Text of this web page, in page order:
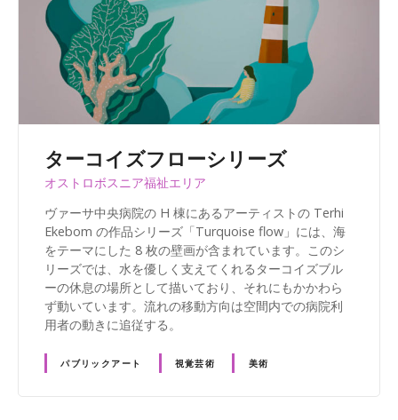
ターコイズフローシリーズ
オストロボスニア福祉エリア
ヴァーサ中央病院の H 棟にあるアーティストの Terhi
Ekebom の作品シリーズ「Turquoise flow」には、海
をテーマにした 8 枚の壁画が含まれています。このシ
リーズでは、水を優しく支えてくれるターコイズブル
ーの休息の場所として描いており、それにもかかわら
ず動いています。流れの移動方向は空間内での病院利
用者の動きに追従する。
パブリックアート 視覚芸術 美術